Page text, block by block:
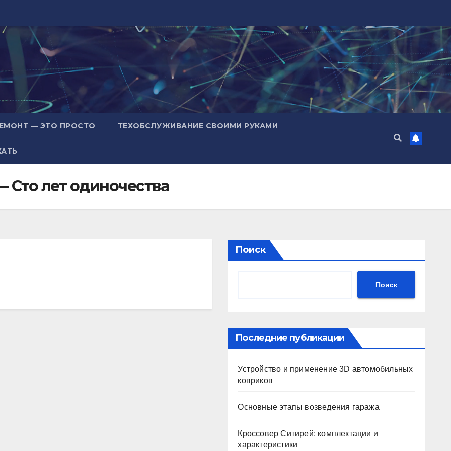
— ЭТО ПРОСТО ТЕХОБСЛУЖИВАНИЕ СВОИМИ РУКАМИ
Сто лет одиночества
Поиск
Поиск
Последние публикации
Устройство и применение 3D автомобильных
ковриков
Основные этапы возведения гаража
Кроссовер Ситирей: комплектации и
характеристики